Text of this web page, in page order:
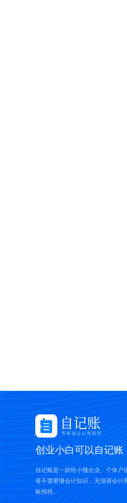
创业小白可以自记账
自记账是一款给小微企业、个体户
者不需要懂会计知识，无须请会计
账报税。